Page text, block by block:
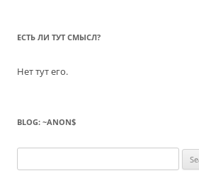
ЕСТЬ ЛИ ТУТ СМЫСЛ?
Нет тут его.
BLOG: ~ANON$
for: